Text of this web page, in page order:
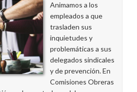
Animamos a los
empleados a que
trasladen sus
inquietudes y
problemáticas a sus
delegados sindicales
y de prevención. En
Comisiones Obreras